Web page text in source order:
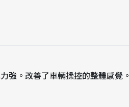
強。改善了車輛操控的整體感覺。